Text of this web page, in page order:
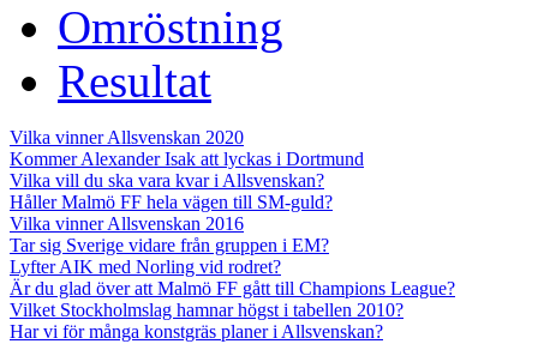
Omröstning
Resultat
Vilka vinner Allsvenskan 2020
Kommer Alexander Isak att lyckas i Dortmund
Vilka vill du ska vara kvar i Allsvenskan?
Håller Malmö FF hela vägen till SM-guld?
Vilka vinner Allsvenskan 2016
Tar sig Sverige vidare från gruppen i EM?
Lyfter AIK med Norling vid rodret?
Är du glad över att Malmö FF gått till Champions League?
Vilket Stockholmslag hamnar högst i tabellen 2010?
Har vi för många konstgräs planer i Allsvenskan?